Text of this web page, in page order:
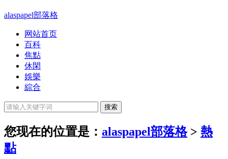
alaspapel部落格
网站首页
百科
焦點
休閑
娛樂
綜合
您现在的位置是： alaspapel部落格> 熱
點